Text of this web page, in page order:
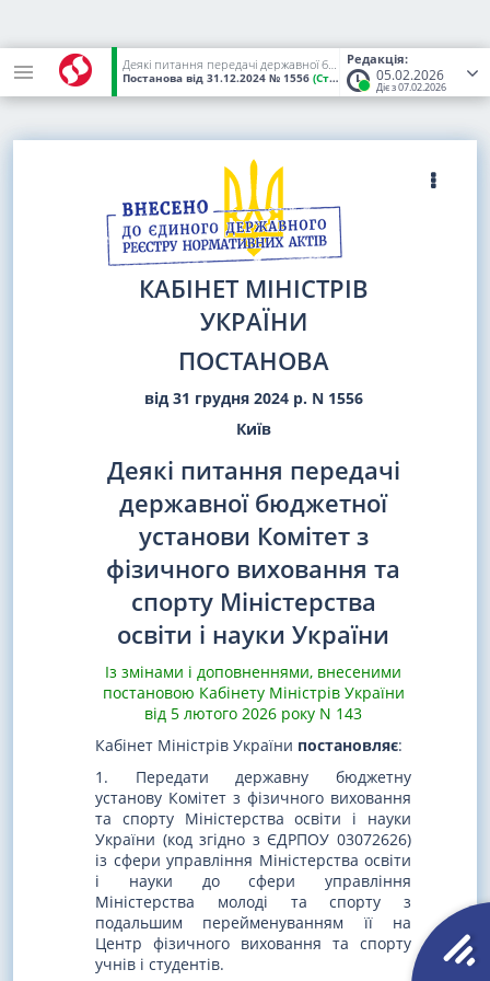
Редакція:
05.02.2026
Діє з 07.02.2026
Деякі питання передачі державної бюджетної установи Комітет з фізичного виховання та спорту Міністерства освіти і науки України
Постанова від 31.12.2024 № 1556 (Статус: Чинний)
КАБІНЕТ МІНІСТРІВ
УКРАЇНИ
ПОСТАНОВА
від 31 грудня 2024 р. N 1556
Київ
Деякі питання передачі
державної бюджетної
установи Комітет з
фізичного виховання та
спорту Міністерства
освіти і науки України
Із змінами і доповненнями, внесеними
постановою Кабінету Міністрів України
від 5 лютого 2026 року N 143
Кабінет Міністрів України постановляє:
1. Передати державну бюджетну
установу Комітет з фізичного виховання
та спорту Міністерства освіти і науки
України (код згідно з ЄДРПОУ 03072626)
із сфери управління Міністерства освіти
і науки до сфери управління
Міністерства молоді та спорту з
подальшим перейменуванням її на
Центр фізичного виховання та спорту
учнів і студентів.